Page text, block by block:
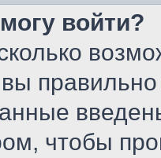
войти?
чтобы